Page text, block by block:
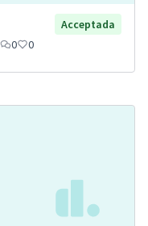
Acceptada
0 0